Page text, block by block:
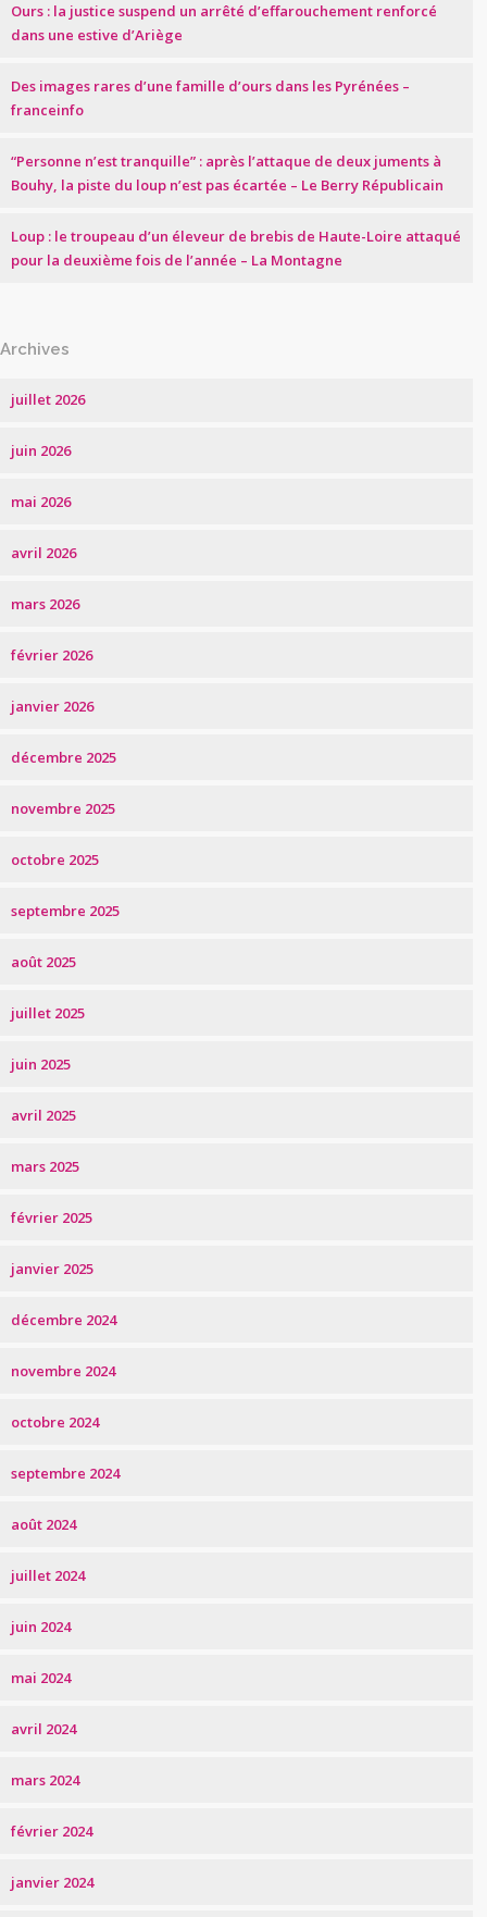
Ours : la justice suspend un arrêté d’effarouchement renforcé
dans une estive d’Ariège
Des images rares d’une famille d’ours dans les Pyrénées –
franceinfo
“Personne n’est tranquille” : après l’attaque de deux juments à
Bouhy, la piste du loup n’est pas écartée – Le Berry Républicain
Loup : le troupeau d’un éleveur de brebis de Haute-Loire attaqué
pour la deuxième fois de l’année – La Montagne
Archives
juillet 2026
juin 2026
mai 2026
avril 2026
mars 2026
février 2026
janvier 2026
décembre 2025
novembre 2025
octobre 2025
septembre 2025
août 2025
juillet 2025
juin 2025
avril 2025
mars 2025
février 2025
janvier 2025
décembre 2024
novembre 2024
octobre 2024
septembre 2024
août 2024
juillet 2024
juin 2024
mai 2024
avril 2024
mars 2024
février 2024
janvier 2024